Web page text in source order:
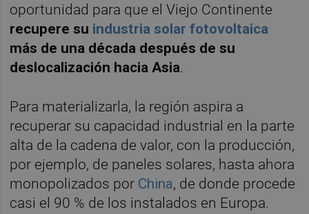
oportunidad para que el Viejo Continente
recupere su industria solar fotovoltaica
más de una década después de su
deslocalización hacia Asia.
Para materializarla, la región aspira a
recuperar su capacidad industrial en la parte
alta de la cadena de valor, con la producción,
por ejemplo, de paneles solares, hasta ahora
monopolizados por China, de donde procede
casi el 90 % de los instalados en Europa.